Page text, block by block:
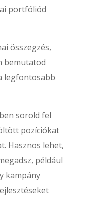
portfóliód
összegzés,
bemutatod
legfontosabb
sorold fel
pozíciókat
Hasznos lehet,
például
kampány